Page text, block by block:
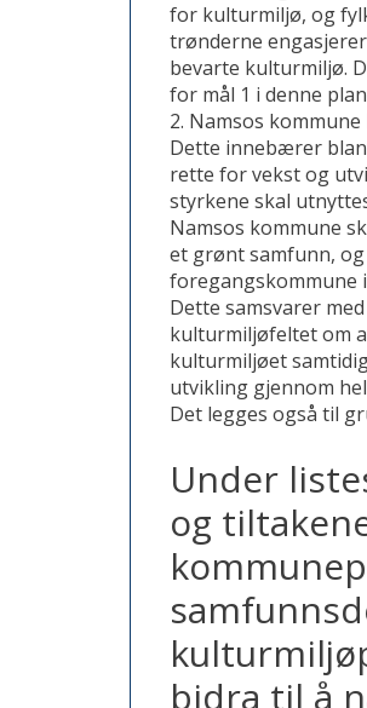
for kulturmiljø, og
trønderne
bevarte kulturmiljø.
for mål 1 i denne
2. Namsos
Dette innebærer
rette for vekst og
styrkene skal
Namsos kommune
et grønt samfunn,
foregangskommune
Dette samsvarer
kulturmiljøfeltet om
kulturmiljøet
utvikling gjennom
Det legges også til
Under
og
bidra til å